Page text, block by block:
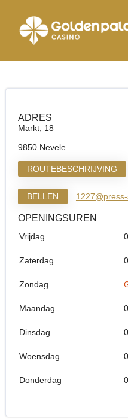
Startpagina
ADRES
Markt, 18
9850 Nevele
ROUTEBESCHRIJVING
BELLEN
OPENINGSUREN
Vrijdag
Zaterdag
Zondag
Maandag
Dinsdag
Woensdag
Donderdag